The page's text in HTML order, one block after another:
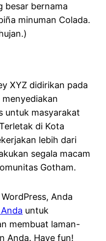
besar bernama
minuman Colada.
XYZ didirikan pada
menyediakan
untuk masyarakat
di Kota
lebih dari
segala macam
Gotham.
Anda
untuk
membuat laman-
Anda. Have fun!